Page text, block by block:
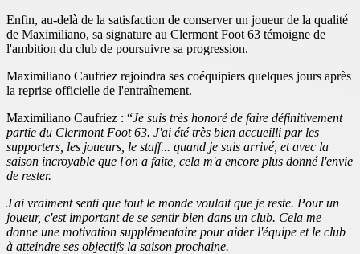
Enfin, au-delà de la satisfaction de conserver un joueur de la qualité
de Maximiliano, sa signature au Clermont Foot 63 témoigne de
l'ambition du club de poursuivre sa progression.
Maximiliano Caufriez rejoindra ses coéquipiers quelques jours après
la reprise officielle de l'entraînement.
Maximiliano Caufriez : “Je suis très honoré de faire définitivement
partie du Clermont Foot 63. J'ai été très bien accueilli par les
supporters, les joueurs, le staff... quand je suis arrivé, et avec la
saison incroyable que l'on a faite, cela m'a encore plus donné l'envie
de rester.
J'ai vraiment senti que tout le monde voulait que je reste. Pour un
joueur, c'est important de se sentir bien dans un club. Cela me
donne une motivation supplémentaire pour aider l'équipe et le club
à atteindre ses objectifs la saison prochaine.